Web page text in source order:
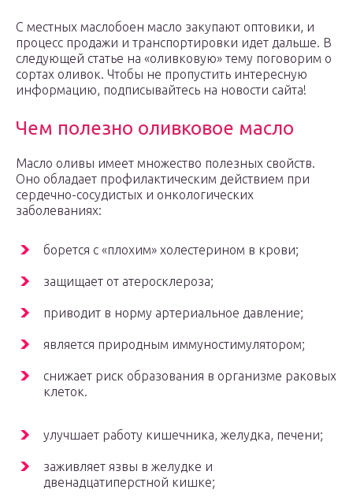
С местных маслобоен масло закупают оптовики, и
процесс продажи и транспортировки идет дальше. В
следующей статье на «оливковую» тему поговорим о
сортах оливок. Чтобы не пропустить интересную
информацию, подписывайтесь на новости сайта!
Чем полезно оливковое масло
Масло оливы имеет множество полезных свойств.
Оно обладает профилактическим действием при
сердечно-сосудистых и онкологических
заболеваниях:
борется с «плохим» холестерином в крови;
защищает от атеросклероза;
приводит в норму артериальное давление;
является природным иммуностимулятором;
снижает риск образования в организме раковых
клеток.
улучшает работу кишечника, желудка, печени;
заживляет язвы в желудке и
двенадцатиперстной кишке;